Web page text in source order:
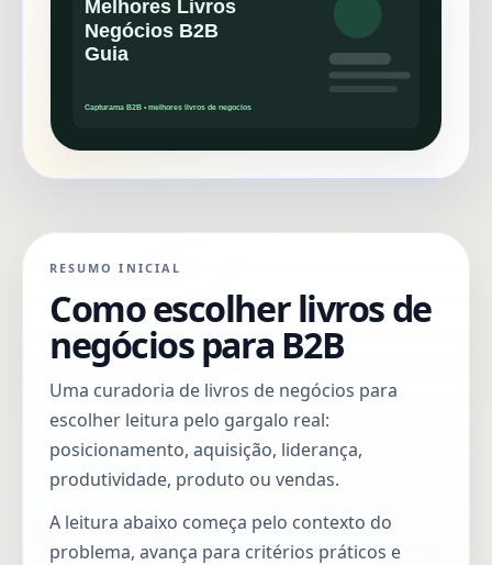
RESUMO INICIAL
Como escolher livros de
negócios para B2B
Uma curadoria de livros de negócios para
escolher leitura pelo gargalo real:
posicionamento, aquisição, liderança,
produtividade, produto ou vendas.
A leitura abaixo começa pelo contexto do
problema, avança para critérios práticos e